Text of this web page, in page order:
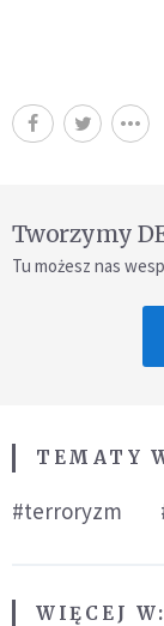
Tworzymy
Tu możesz nas
TEMATY
#terroryzm
WIĘCEJ